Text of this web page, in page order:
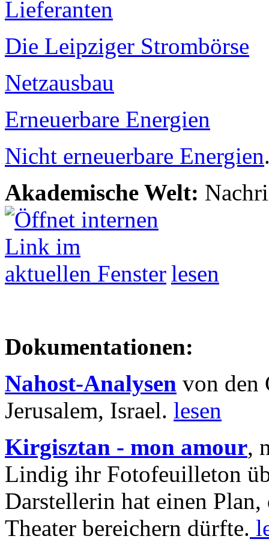
Lieferanten
Die Leipziger Strombörse
Netzausbau
Erneuerbare Energien
Nicht erneuerbare Energien
Akademische Welt:
lesen
Dokumentationen:
Nahost-Analysen von den
Jerusalem, Israel. lesen
Kirgisztan - mon amour,
Lindig ihr Fotofeuilleton
Darstellerin hat einen Plan,
Theater bereichern dürfte.